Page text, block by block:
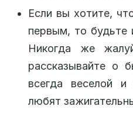
Если вы хотите,
первым, то будьте
Никогда же
рассказывайте о
всегда веселой
любят